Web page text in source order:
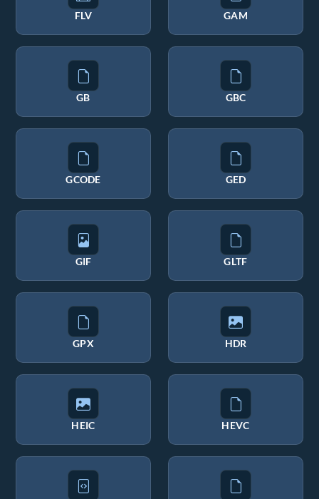
FLV GAM
GB GBC
GCODE GED
GIF GLTF
GPX HDR
HEIC HEVC